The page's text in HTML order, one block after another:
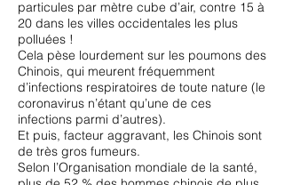
particules par mètre cube d’air, contre 15 à
20 dans les villes occidentales les plus
polluées !
Cela pèse lourdement sur les poumons des
Chinois, qui meurent fréquemment
d’infections respiratoires de toute nature (le
coronavirus n’étant qu’une de ces
infections parmi d’autres).
Et puis, facteur aggravant, les Chinois sont
de très gros fumeurs.
Selon l’Organisation mondiale de la santé,